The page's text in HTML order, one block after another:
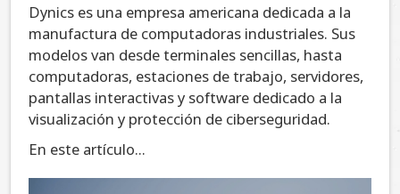
Dynics es una empresa americana dedicada a la
manufactura de computadoras industriales. Sus
modelos van desde terminales sencillas, hasta
computadoras, estaciones de trabajo, servidores,
pantallas interactivas y software dedicado a la
visualización y protección de ciberseguridad.
En este artículo...